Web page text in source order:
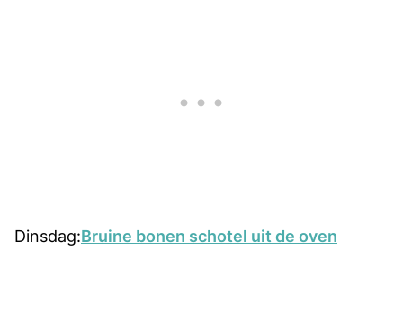
Dinsdag:Bruine bonen schotel uit de oven